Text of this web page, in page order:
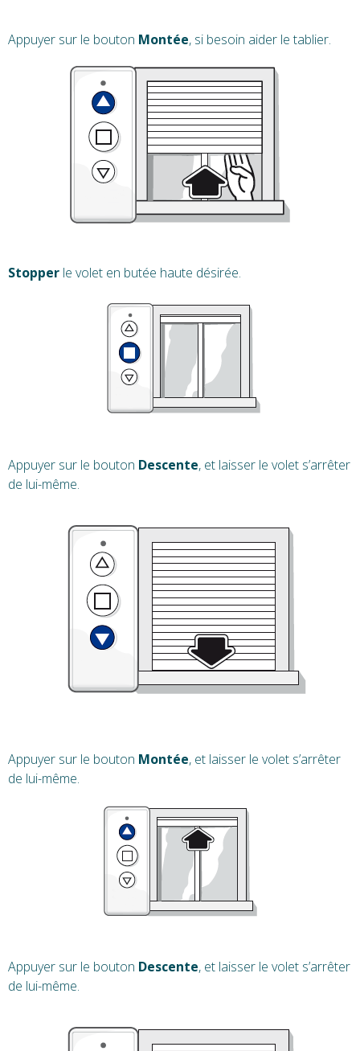
Appuyer sur le bouton Montée, si besoin aider le tablier.
Stopper le volet en butée haute désirée.
Appuyer sur le bouton Descente, et laisser le volet s’arrêter
de lui-même.
Appuyer sur le bouton Montée, et laisser le volet s’arrêter
de lui-même.
Appuyer sur le bouton Descente, et laisser le volet s’arrêter
de lui-même.